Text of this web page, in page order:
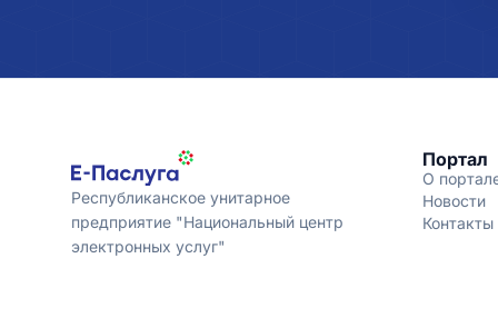
Республиканское унитарное
предприятие "Национальный центр
электронных услуг"
Портал
О
Новости
Контакты